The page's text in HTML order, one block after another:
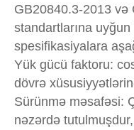
GB20840.3-2013 və
standartlarına
spesifikasiyalara
Yük gücü faktoru:
dövrə
Sürünmə məsafəsi:
nəzərdə